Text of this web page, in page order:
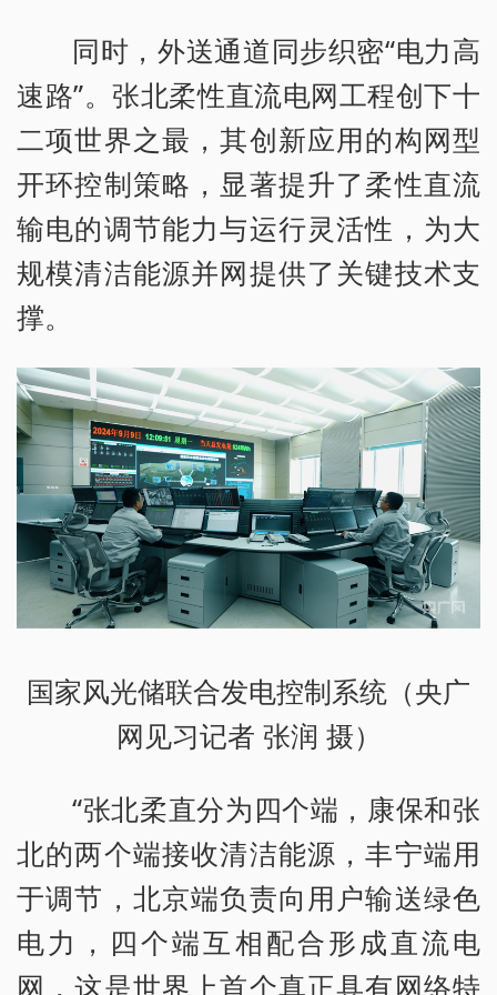
同时，外送通道同步织密“电力高
速路”。张北柔性直流电网工程创下十
二项世界之最，其创新应用的构网型
开环控制策略，显著提升了柔性直流
输电的调节能力与运行灵活性，为大
规模清洁能源并网提供了关键技术支
撑。
国家风光储联合发电控制系统（央广
网见习记者 张润 摄）
“张北柔直分为四个端，康保和张
北的两个端接收清洁能源，丰宁端用
于调节，北京端负责向用户输送绿色
电力，四个端互相配合形成直流电
网，这是世界上首个真正具有网络特